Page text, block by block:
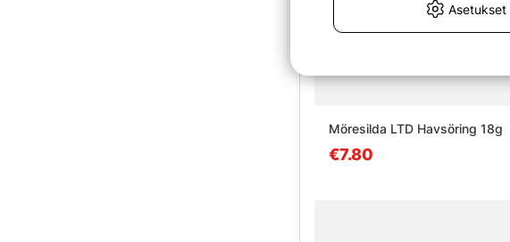
Möresilda LTD Havsöring 18g
€7.80
Asetukset